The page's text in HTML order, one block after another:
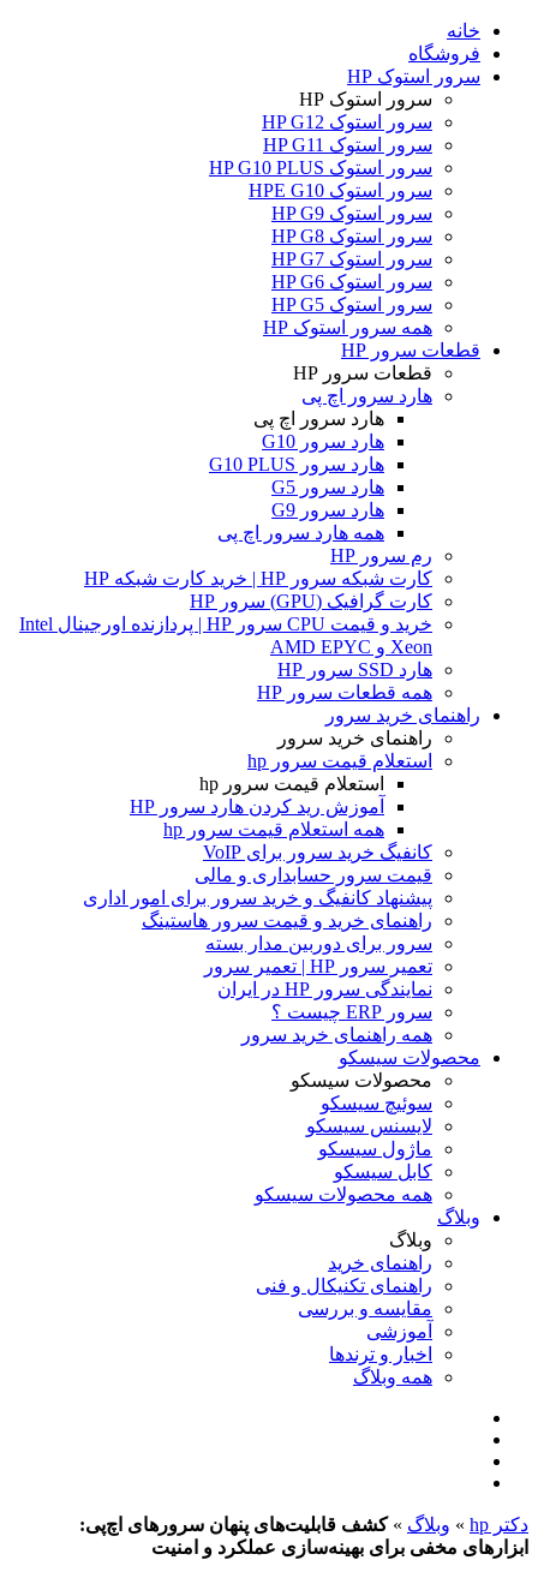
خانه
فروشگاه
سرور استوک HP
سرور استوک HP
سرور استوک HP G12
سرور استوک HP G11
سرور استوک HP G10 PLUS
سرور استوک HPE G10
سرور استوک HP G9
سرور استوک HP G8
سرور استوک HP G7
سرور استوک HP G6
سرور استوک HP G5
همه سرور استوک HP
قطعات سرور HP
قطعات سرور HP
هارد سرور اچ پی
هارد سرور اچ پی
هارد سرور G10
هارد سرور G10 PLUS
هارد سرور G5
هارد سرور G9
همه هارد سرور اچ پی
رم سرور HP
کارت شبکه سرور HP | خرید کارت شبکه HP
کارت گرافیک (GPU) سرور HP
خرید و قیمت CPU سرور HP | پردازنده اورجینال Intel
Xeon و AMD EPYC
هارد SSD سرور HP
همه قطعات سرور HP
راهنمای خرید سرور
راهنمای خرید سرور
استعلام قیمت سرور hp
استعلام قیمت سرور hp
آموزش ريد كردن هارد سرور HP
همه استعلام قیمت سرور hp
کانفیگ خرید سرور برای VoIP
قیمت سرور حسابداری و مالی
پیشنهاد کانفیگ و خرید سرور برای امور اداری
راهنمای خرید و قیمت سرور هاستینگ
سرور برای دوربین مدار بسته
تعمیر سرور HP | تعمیر سرور
نمایندگی سرور HP در ایران
سرور ERP چیست ؟
همه راهنمای خرید سرور
محصولات سیسکو
محصولات سیسکو
سوئیچ سیسکو
لایسنس سیسکو
ماژول سیسکو
کابل سیسکو
همه محصولات سیسکو
وبلاگ
وبلاگ
راهنمای خرید
راهنمای تکنیکال و فنی
مقایسه و بررسی
آموزشی
اخبار و ترندها
همه وبلاگ
دکتر hp » وبلاگ »کشف قابلیت‌های پنهان سرورهای اچ‌پی:
ابزارهای مخفی برای بهینه‌سازی عملکرد و امنیت